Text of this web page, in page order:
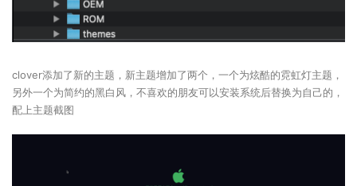
clover添加了新的主题，新主题增加了两个，一个为炫酷的霓虹灯主题，
另外一个为简约的黑白风，不喜欢的朋友可以安装系统后替换为自己的，
配上主题截图